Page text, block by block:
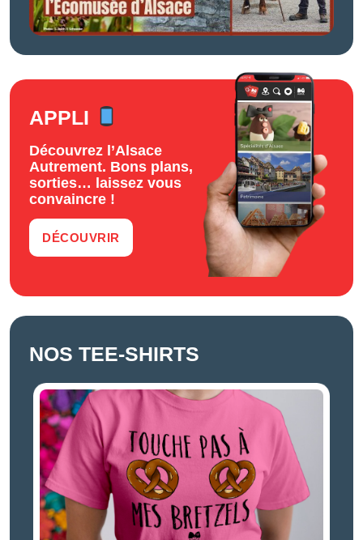
APPLI
Découvrez l’Alsace
Autrement. Bons plans,
sorties… laissez vous
convaincre !
DÉCOUVRIR
NOS TEE-SHIRTS